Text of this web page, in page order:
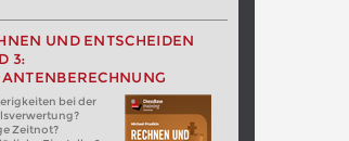
UND ENTSCHEIDEN
3:
bei der
Zeitnot?